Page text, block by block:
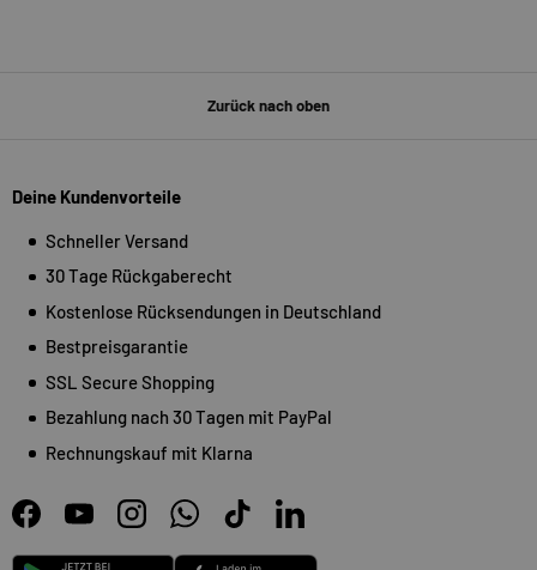
Zurück nach oben
Deine Kundenvorteile
Schneller Versand
30 Tage Rückgaberecht
Kostenlose Rücksendungen in Deutschland
Bestpreisgarantie
SSL Secure Shopping
Bezahlung nach 30 Tagen mit PayPal
Rechnungskauf mit Klarna
FacebookYouTubeInstagramWhatsAppTikTokLinkedIn